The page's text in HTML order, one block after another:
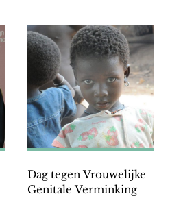
Dag tegen Vrouwelijke
Genitale Verminking